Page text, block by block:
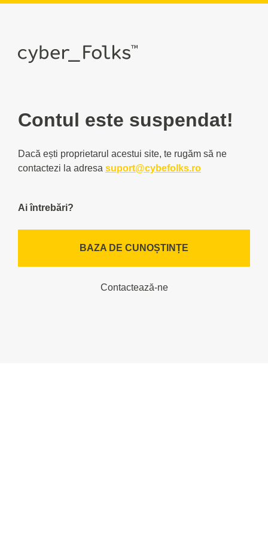
Contul este suspendat!
Dacă ești proprietarul acestui site, te rugăm să ne
contactezi la adresa suport@cybefolks.ro
Ai întrebări?
BAZA DE CUNOȘTINȚE
Contactează-ne